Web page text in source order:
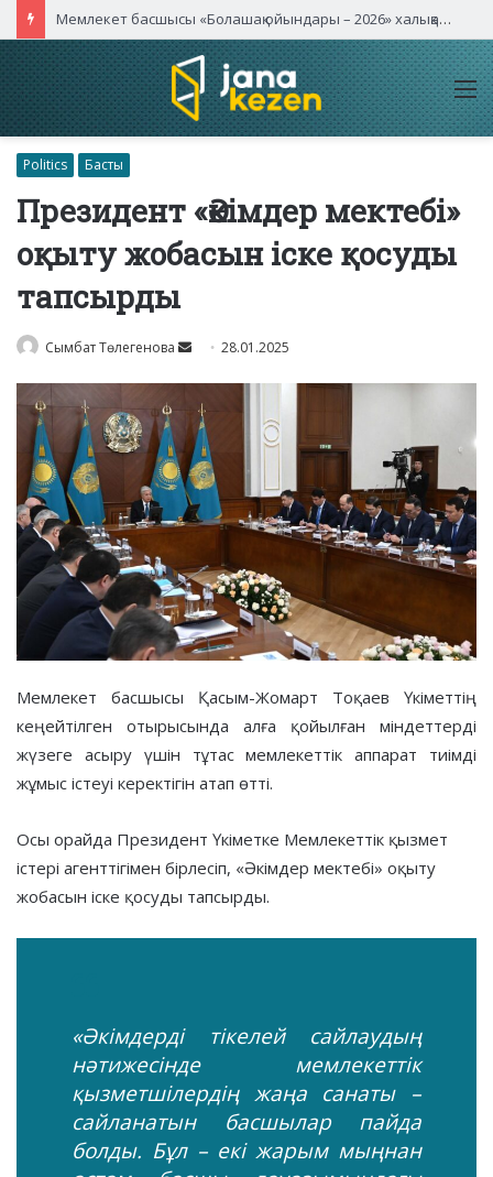
Қасым-Жомарт Тоқаев Қытайдың жетекші компаниялары басшыларымен кездесті
Politics Басты
Президент «Әкімдер мектебі»
оқыту жобасын іске қосуды
тапсырды
Сымбат Төлегенова
Send
email
28.01.2025
Мемлекет басшысы Қасым-Жомарт Тоқаев Үкіметтің
кеңейтілген отырысында алға қойылған міндеттерді
жүзеге асыру үшін тұтас мемлекеттік аппарат тиімді
жұмыс істеуі керектігін атап өтті.
Осы орайда Президент Үкіметке Мемлекеттік қызмет
істері агенттігімен бірлесіп, «Әкімдер мектебі» оқыту
жобасын іске қосуды тапсырды.
«Әкімдерді тікелей сайлаудың
нәтижесінде мемлекеттік
қызметшілердің жаңа санаты –
сайланатын басшылар пайда
болды. Бұл – екі жарым мыңнан